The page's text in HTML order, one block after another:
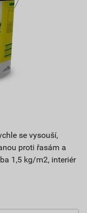
se vysouší,
proti řasám a
1,5 kg/m2, interiér